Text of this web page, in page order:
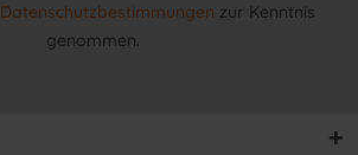
Datenschutzbestimmungen zur Kenntnis
genommen.